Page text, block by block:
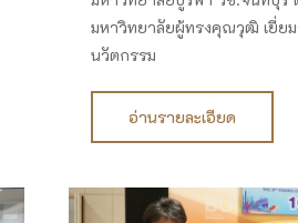
มหาวิทยาลัยผู้ทรงคุณวุฒิ เยี่ย
นวัตกรรม
อ่านรายละเอียด